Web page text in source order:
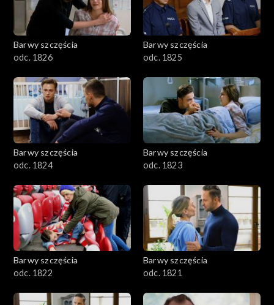
Barwy szczęścia
odc. 1826
Barwy szczęścia
odc. 1825
Barwy szczęścia
odc. 1824
Barwy szczęścia
odc. 1823
Barwy szczęścia
odc. 1822
Barwy szczęścia
odc. 1821